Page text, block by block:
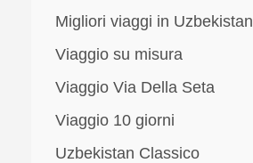
Migliori viaggi in Uzbekistan
Viaggio su misura
Viaggio Via Della Seta
Viaggio 10 giorni
Uzbekistan Classico